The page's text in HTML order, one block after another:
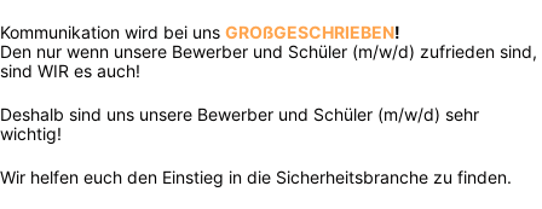
Kommunikation wird bei uns GROßGESCHRIEBEN!
Den nur wenn unsere Bewerber und Schüler (m/w/d) zufrieden sind,
sind WIR es auch!
Deshalb sind uns unsere Bewerber und Schüler (m/w/d) sehr
wichtig!
Wir helfen euch den Einstieg in die Sicherheitsbranche zu finden.